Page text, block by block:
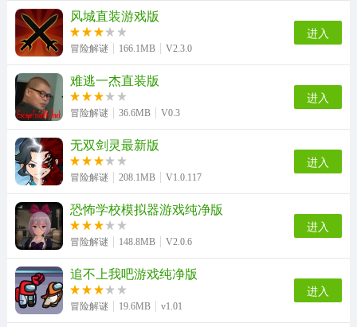
恐怖冰淇淋6免费原版 helltaker游戏安装包
恐黑症游戏安装包
风城直装游戏版
冒险解谜 166.1MB V2.3.0
进入
难逃一杰直装版
冒险解谜 36.6MB V0.3
进入
无双剑灵最新版
冒险解谜 208.1MB V1.0.117
进入
恐怖学校模拟器游戏纯净版
冒险解谜 148.8MB V2.0.6
进入
追不上我吧游戏纯净版
冒险解谜 19.6MB v1.01
进入